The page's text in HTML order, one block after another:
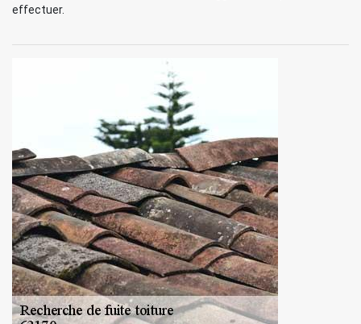
effectuer.